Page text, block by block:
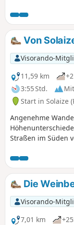
Von
Visorando-
11,59 km
3:55 Std.
Start in Solaize
Angenehme
Straßen im Süden
schönen
Die
Visorando-
7,01 km